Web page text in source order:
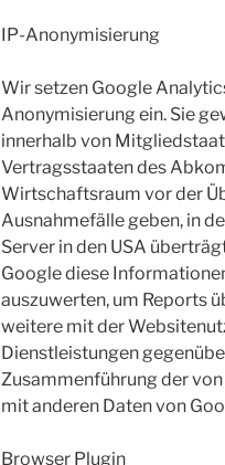
IP-Anonymisierung
Wir setzen Google
Anonymisierung ein. Sie
innerhalb von
Vertragsstaaten des
Wirtschaftsraum vor der
Ausnahmefälle geben, in
Server in den USA
Google diese
auszuwerten, um Reports
weitere mit der
Dienstleistungen
Zusammenführung der
mit anderen Daten von
Browser Plugin